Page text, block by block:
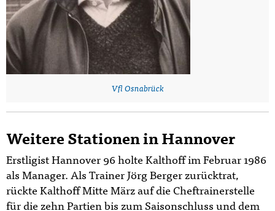
Vfl Osnabrück
Weitere Stationen in Hannover
Erstligist Hannover 96 holte Kalthoff im Februar 1986
als Manager. Als Trainer Jörg Berger zurücktrat,
rückte Kalthoff Mitte März auf die Cheftrainerstelle
für die zehn Partien bis zum Saisonschluss und dem